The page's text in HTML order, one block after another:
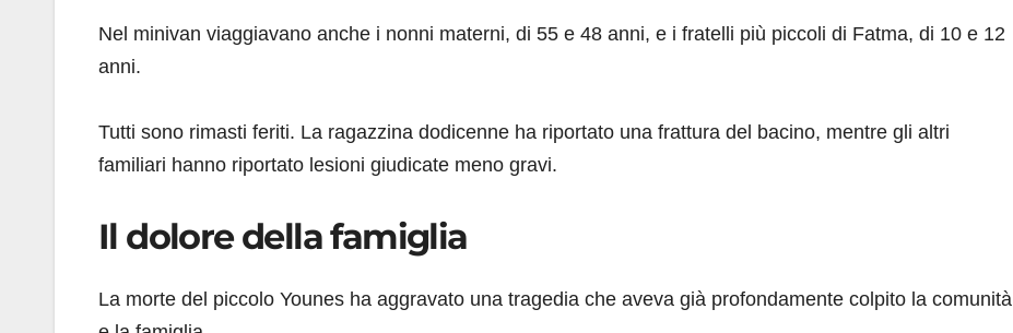
Nel minivan viaggiavano anche i nonni materni, di 55 e 48 anni, e i fratelli più piccoli di Fatma, di 10 e 12
anni.
Tutti sono rimasti feriti. La ragazzina dodicenne ha riportato una frattura del bacino, mentre gli altri
familiari hanno riportato lesioni giudicate meno gravi.
Il dolore della famiglia
La morte del piccolo Younes ha aggravato una tragedia che aveva già profondamente colpito la comunità